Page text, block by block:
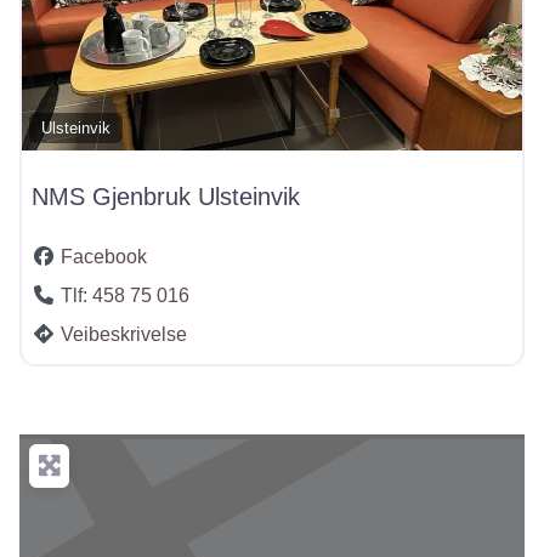
Ulsteinvik
NMS Gjenbruk Ulsteinvik
Facebook
Tlf: 458 75 016
Veibeskrivelse